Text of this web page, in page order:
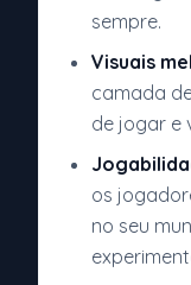
sempre.
Visuais
camada
de jogar e
os
no seu